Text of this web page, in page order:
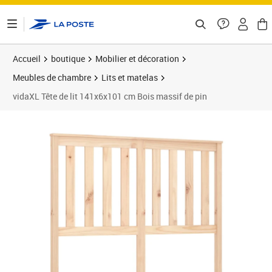
Accueil boutique
Mobilier et décoration
Meubles de chambre
Lits et matelas
vidaXL Tête de lit 141x6x101 cm Bois massif de pin